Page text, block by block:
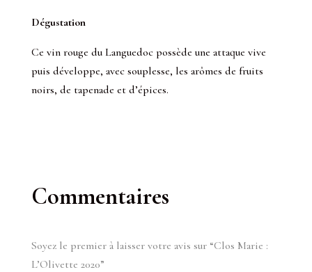
Dégustation
Ce vin rouge du Languedoc possède une attaque vive
puis développe, avec souplesse, les arômes de fruits
noirs, de tapenade et d’épices.
Commentaires
Soyez le premier à laisser votre avis sur “Clos Marie :
L’Olivette 2020”